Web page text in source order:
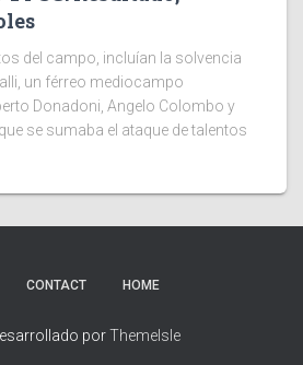
del campo, incluían la solvencia
un férreo mediocampo
Donadoni, Angelo Colombo y
se sumaba el ataque de talentos
CONTACT HOME
porThemeIsle